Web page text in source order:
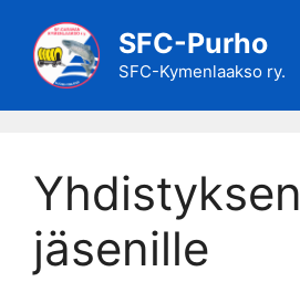
sisältöön
SFC-Purho
SFC-Kymenlaakso ry.
Yhdistyksen
jäsenille